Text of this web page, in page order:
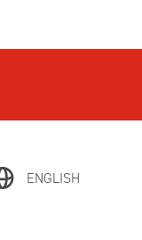
ENGLISH